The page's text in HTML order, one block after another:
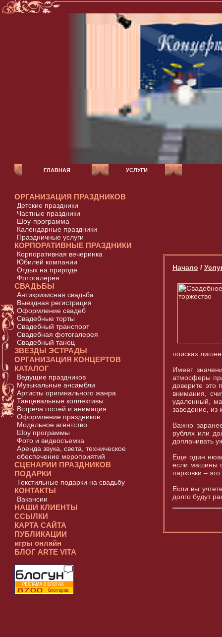
ГЛАВНАЯ УСЛУГИ
ОРГАНИЗАЦИЯ ПРАЗДНИКОВ
Детские праздники
Частные праздники
Шоу-программа
Календарные праздники
Праздничные услуги
КОРПОРАТИВНЫЕ ПРАЗДНИКИ
Корпоративная вечеринка
Юбилей компании
Отдых на природе
Фотогалерея
СВАДЬБЫ
Антикризисная свадьба
Выездная регистрация
Оформление свадеб
Свадебные торты
Свадебный транспорт
Свадебная фотогалерея
Свадебный танец
ЗВЕЗДЫ ЭСТРАДЫ
ОРГАНИЗАЦИЯ КОНЦЕРТОВ
КАТАЛОГ
Ведущие праздников
Музыкальные ансамбли
Артисты оригинального жанра
Танцевальные коллективы
Встреча гостей и анимация
Оформление праздников
Модельное агентство
Шоу программы
Фото и видеосъемка
Аренда звука, света, техническое
обеспечение мероприятий
СЦЕНАРИИ ПРАЗДНИКОВ
ПОДАРКИ
Текстильные подарки на свадьбу
КОНТАКТЫ
Вакансии
НАШИ КЛИЕНТЫ
ССЫЛКИ
КАРТА САЙТА
ПУБЛИКАЦИИ
игры онлайн
БЛОГ ARTE VITA
Начало /
поисках
Имеет
атмосферы
доверите это
внимания,
удаленный,
заведение, из
Важно
рублях или
доплачивать
Еще один
если машины
парковки –
Если вы
долго будут